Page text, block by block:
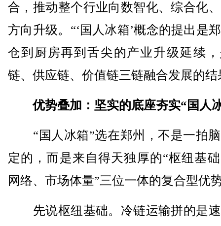
合，推动整个行业向数智化、综合化
方向升级。“‘国人冰箱’概念的提出是
仓到厨房再到舌尖的产业升级延续
链、供应链、价值链三链融合发展的结
优势叠加：坚实的底座夯实“国人
“国人冰箱”选在郑州，不是一拍
定的，而是来自得天独厚的“枢纽基
网络、市场体量”三位一体的复合型优
先说枢纽基础。冷链运输拼的是